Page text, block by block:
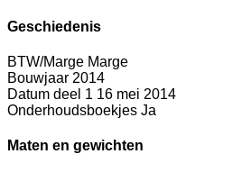
Geschiedenis
BTW/Marge Marge
Bouwjaar 2014
Datum deel 1 16 mei 2014
Onderhoudsboekjes Ja
Maten en gewichten